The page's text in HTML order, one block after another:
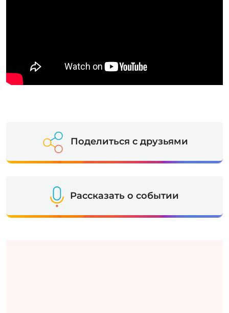
Поделиться с друзьями
Рассказать о событии